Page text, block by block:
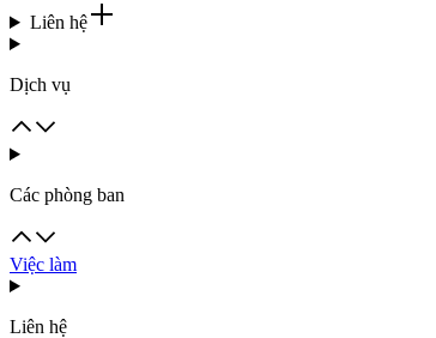
Liên hệ
Dịch vụ
Các phòng ban
Việc làm
Liên hệ